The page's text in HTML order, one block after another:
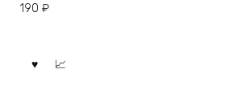
190 ₽